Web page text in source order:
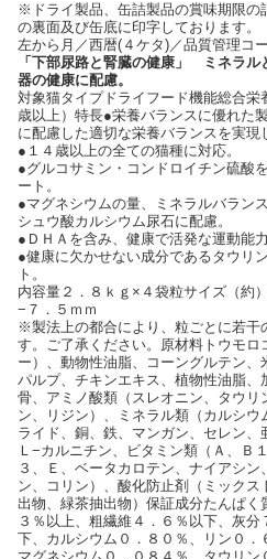
※ドライ製品、缶詰製品の賞味期限の
の裏面及び缶底に印字しております。
左から月／西暦(４ケタ)／品質管理コ
「下部尿路と腎臓の健康」 ミネラル
器の健康に配慮。
対象猫タイプドライフード機能総合栄
歳以上）特長●栄養バランスに優れた
に配慮した適切な栄養バランスを実現
●１４歳以上の全ての猫種に対応。
●グルコサミン・コンドロイチン硫酸
ート。
●マグネシウムの量、ミネラルバラン
シュウ酸カルシウム尿石に配慮。
●ＤＨＡを含み、健康で活発な運動能
●健康に欠かせない成分であるタウリ
ト。
内容量２．８ｋｇ×４袋粒サイズ（約
−７．５ｍｍ
※製法上の都合により、粒ごとに若干
す。ご了承ください。原材料トウモロ
ー）、動物性油脂、コーングルテン、
パルプ、チキンエキス、植物性油脂、
骨、アミノ酸類（スレオニン、タウリ
ン、リジン）、ミネラル類（カルシ
ライド、銅、鉄、マンガン、セレン、
Ｌ−カルニチン、ビタミン類（Ａ、Ｂ
３、Ｅ、ベータカロテン、ナイアシ
ン、コリン）、酸化防止剤（ミック
出物、緑茶抽出物）保証成分たんぱく
３％以上、粗繊維４．６％以下、灰
下、カルシウム０．８０％、リン０．